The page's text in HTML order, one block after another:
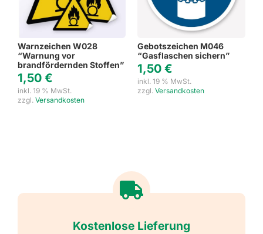
Warnzeichen W028
“Warnung vor
brandfördernden Stoffen”
1,50 €
inkl. 19 % MwSt.
zzgl. Versandkosten
Gebotszeichen M046
“Gasflaschen sichern”
1,50 €
inkl. 19 % MwSt.
zzgl. Versandkosten
Kostenlose Lieferung